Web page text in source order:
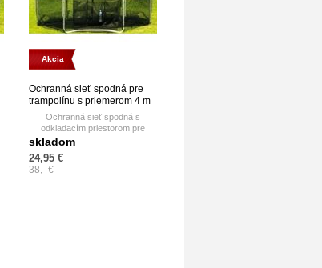
Akcia
Ochranná sieť spodná pre
trampolínu s priemerom 4 m
Ochranná sieť spodná s
odkladacím priestorom pre
skladom
24,95 €
38,- €